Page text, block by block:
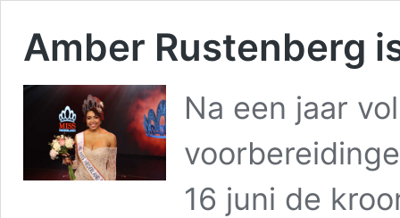
Amber Rustenberg
Na een jaar
16 juni de